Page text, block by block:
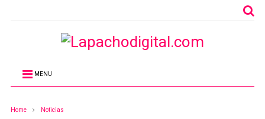
MENU
Home Noticias